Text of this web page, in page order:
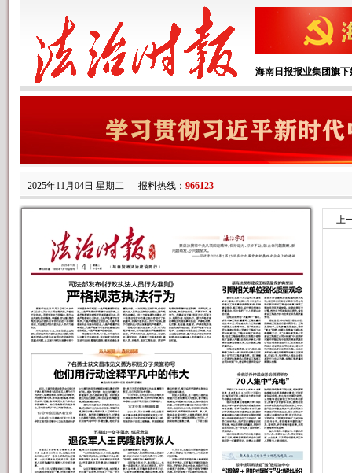
海南日报报业集团旗下
2025年11月04日 星期二 报料热线： 966123
上